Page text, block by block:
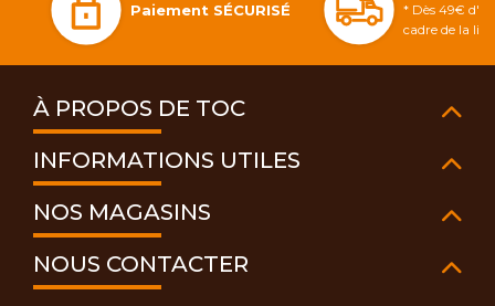
Paiement SÉCURISÉ
* Dès 49€
cadre de la
À PROPOS DE TOC
INFORMATIONS UTILES
NOS MAGASINS
NOUS CONTACTER